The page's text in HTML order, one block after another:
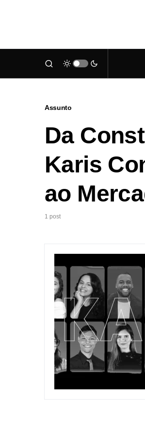
Assunto
Da
Karis
ao
1 post